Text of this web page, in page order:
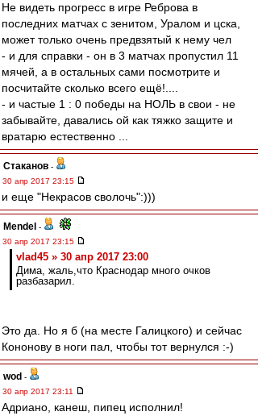
Не видеть прогресс в игре Реброва в
последних матчах с зенитом, Уралом и цска,
может только очень предвзятый к нему чел
- и для справки - он в 3 матчах пропустил 11
мячей, а в остальных сами посмотрите и
посчитайте сколько всего ещё!....
- и частые 1 : 0 победы на НОЛЬ в свои - не
забывайте, давались ой как тяжко защите и
вратарю естественно ...
Cтаканов -
30 апр 2017 23:15
и еще "Некрасов сволочь":)))
Mendel -
30 апр 2017 23:15
vlad45 » 30 апр 2017 23:00
Дима, жаль,что Краснодар много очков
разбазарил.
Это да. Но я б (на месте Галицкого) и сейчас
Кононову в ноги пал, чтобы тот вернулся :-)
wod -
30 апр 2017 23:11
Адриано, канеш, пипец исполнил!